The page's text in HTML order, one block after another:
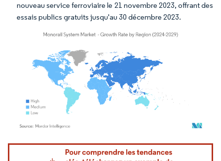
nouveau service ferroviaire le 21 novembre 2023, offrant des
essais publics gratuits jusqu'au 30 décembre 2023.
Image © Mordor Intelligence. La réutilisation nécessite une attribution sous CC BY